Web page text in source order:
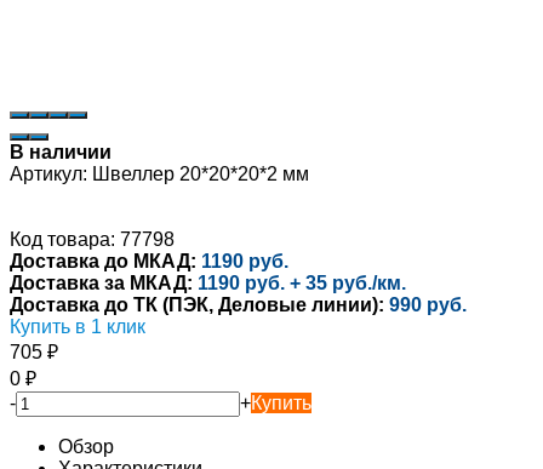
В наличии
Артикул: Швеллер 20*20*20*2 мм
Код товара: 77798
Доставка до МКАД: 1190 руб.
Доставка за МКАД: 1190 руб. + 35 руб./км.
Доставка до ТК (ПЭК, Деловые линии): 990 руб.
Купить в 1 клик
705 ₽
0 ₽
-
+Купить
Обзор